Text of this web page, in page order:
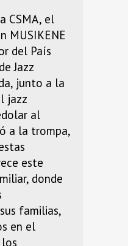
CSMA, el
MUSIKENE
del País
Jazz
junto a la
jazz
al
a la trompa,
este
donde
familias,
en el